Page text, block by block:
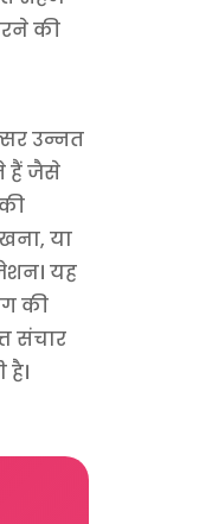
की
उन्नत
हैं जैसे
या
यह
की
संचार
है।